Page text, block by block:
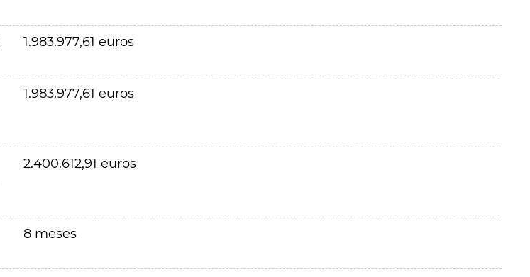
1.983.977,61 euros
1.983.977,61 euros
2.400.612,91 euros
8 meses